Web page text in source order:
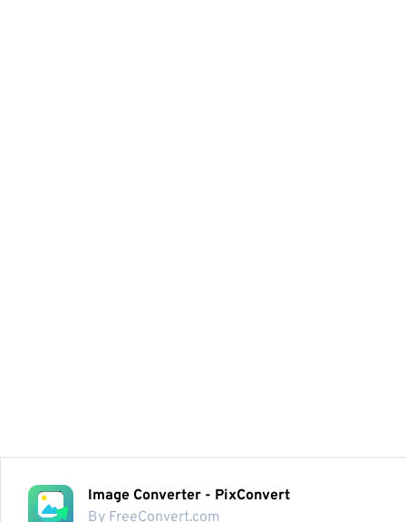
Image Converter - PixConvert
By FreeConvert.com